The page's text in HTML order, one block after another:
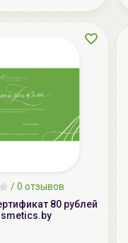
/0 отзывов
80 рублей